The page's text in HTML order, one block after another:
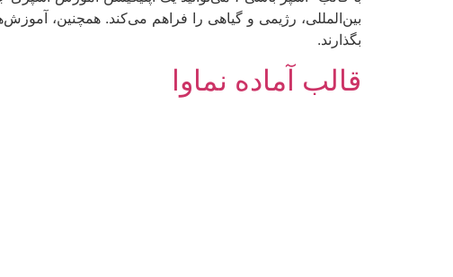
بین‌المللی، رژیمی و گیاهی را فراهم می‌کند. همچنین،
بگذارند.
قالب آماده نماوا